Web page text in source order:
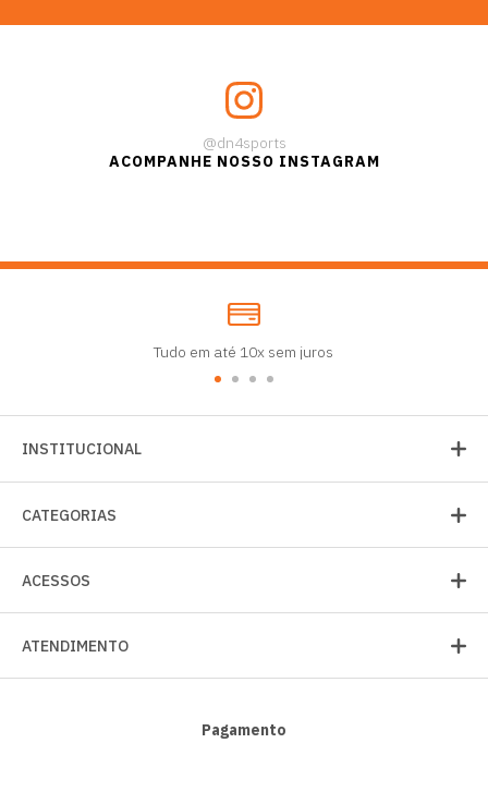
@dn4sports
ACOMPANHE NOSSO INSTAGRAM
Tudo em até 10x sem juros
INSTITUCIONAL
CATEGORIAS
ACESSOS
ATENDIMENTO
Pagamento